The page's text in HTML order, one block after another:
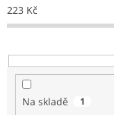
k
t
223 Kč
Na skladě 1